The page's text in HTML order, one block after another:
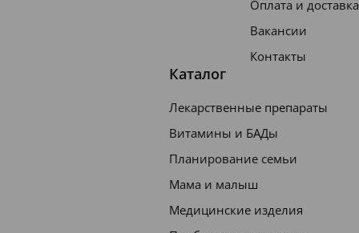
Оплата и доставка
Вакансии
Контакты
Каталог
Лекарственные препараты
Витамины и БАДы
Планирование семьи
Мама и малыш
Медицинские изделия